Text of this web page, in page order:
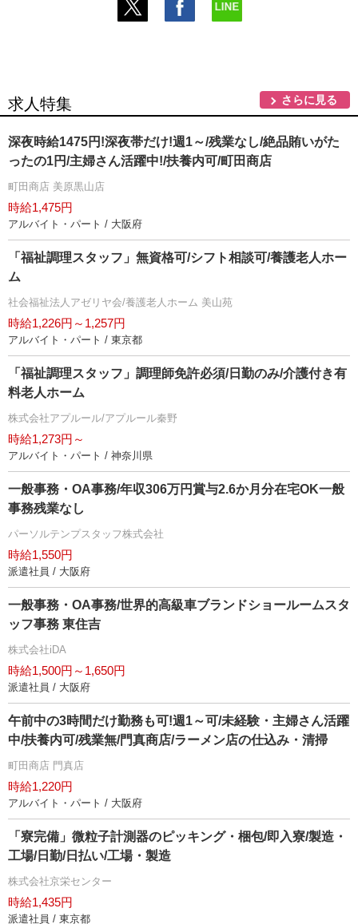
求人特集 さらに見る
深夜時給1475円!深夜帯だけ!週1～/残業なし/絶品賄いがた
ったの1円/主婦さん活躍中!/扶養内可/町田商店
町田商店 美原黒山店
時給1,475円
アルバイト・パート / 大阪府
「福祉調理スタッフ」無資格可/シフト相談可/養護老人ホー
ム
社会福祉法人アゼリヤ会/養護老人ホーム 美山苑
時給1,226円～1,257円
アルバイト・パート / 東京都
「福祉調理スタッフ」調理師免許必須/日勤のみ/介護付き有
料老人ホーム
株式会社アプルール/アプルール秦野
時給1,273円～
アルバイト・パート / 神奈川県
一般事務・OA事務/年収306万円賞与2.6か月分在宅OK一般
事務残業なし
パーソルテンプスタッフ株式会社
時給1,550円
派遣社員 / 大阪府
一般事務・OA事務/世界的高級車ブランドショールームスタ
ッフ事務 東住吉
株式会社iDA
時給1,500円～1,650円
派遣社員 / 大阪府
午前中の3時間だけ勤務も可!週1～可/未経験・主婦さん活躍
中/扶養内可/残業無/門真商店/ラーメン店の仕込み・清掃
町田商店 門真店
時給1,220円
アルバイト・パート / 大阪府
「寮完備」微粒子計測器のピッキング・梱包/即入寮/製造・
工場/日勤/日払い/工場・製造
株式会社京栄センター
時給1,435円
派遣社員 / 東京都